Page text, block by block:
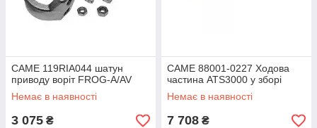
CAME 119RIA044 шатун
приводу воріт FROG-A/AV
Немає в наявності
3 075 ₴
CAME 88001-0227 Ходова
частина ATS3000 у зборі
Немає в наявності
7 708 ₴